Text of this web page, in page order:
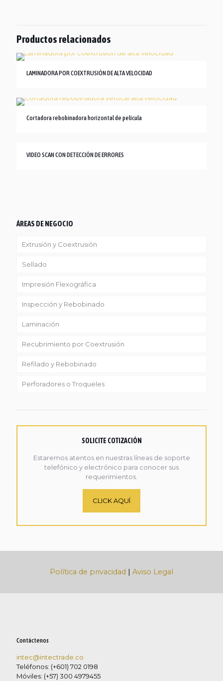
Productos relacionados
LAMINADORA POR COEXTRUSIÓN DE ALTA VELOCIDAD
Cortadora rebobinadora horizontal de película
VIDEO SCAN CON DETECCIÓN DE ERRORES
ÁREAS DE NEGOCIO
Extrusión y Coextrusión
Linea Reciclaje
Sellado
Impresión Flexográfica
Inspección y Rebobinado
Laminación
Recubrimiento por Coextrusión
Refilado y Rebobinado
Perforadores o Troqueles
SOLICITE COTIZACIÓN
Estaremos atentos en nuestras líneas de soporte
telefónico y electrónico para conocer sus
requerimientos.
CLICK AQUÍ
Política de privacidad | Aviso Legal
Contáctenos
intec@intectrade.co
Teléfonos: (+601) 702 0198
Móviles: (+57) 300 4979455